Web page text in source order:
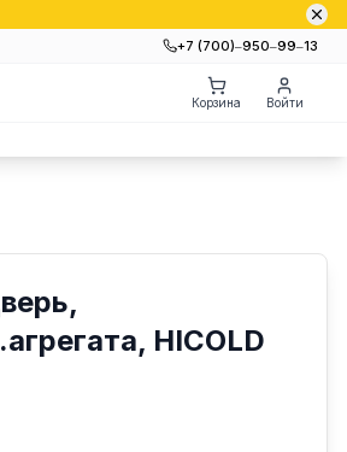
+7 (700)‒950‒99‒13
Корзина Войти
HICOLD